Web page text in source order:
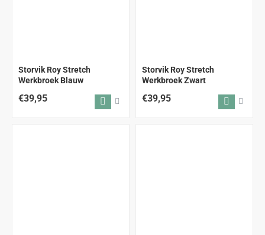
Storvik Roy Stretch
Werkbroek Blauw
€39,95
Storvik Roy Stretch
Werkbroek Zwart
€39,95